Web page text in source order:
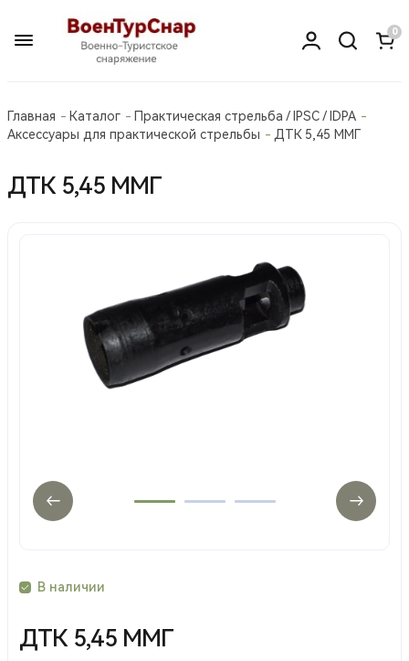
0
Главная Каталог
Практическая стрельба / IPSC / IDPA
Аксессуары для практической стрельбы
ДТК 5,45 ММГ
ДТК 5,45 ММГ
В наличии
ДТК 5,45 ММГ